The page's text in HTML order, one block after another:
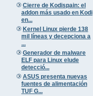
Cierre de Kodispain: el
addon más usado en Kodi
en...
Kernel Linux pierde 138
mil líneas y decepciona a
...
Generador de malware
ELF para Linux elude
detecció...
ASUS presenta nuevas
fuentes de alimentación
TUF G...